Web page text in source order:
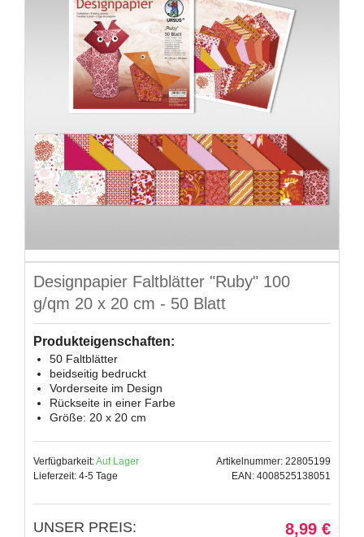
Designpapier Faltblätter "Ruby" 100
g/qm 20 x 20 cm - 50 Blatt
Produkteigenschaften:
50 Faltblätter
beidseitig bedruckt
Vorderseite im Design
Rückseite in einer Farbe
Größe: 20 x 20 cm
Verfügbarkeit:Auf Lager
Lieferzeit: 4-5 Tage
Artikelnummer: 22805199
EAN: 4008525138051
UNSER PREIS: 8,99 €